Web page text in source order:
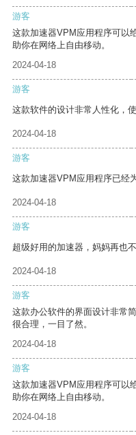
游客
这款加速器VPM应用程序可以
助你在网络上自由移动。
2024-04-18
游客
这款软件的设计非常人性化，
2024-04-18
游客
这款加速器VPM应用程序已经
2024-04-18
游客
超级好用的加速器，妈妈再也
2024-04-18
游客
这款办公软件的界面设计非常
很合理，一目了然。
2024-04-18
游客
这款加速器VPM应用程序可以
助你在网络上自由移动。
2024-04-18